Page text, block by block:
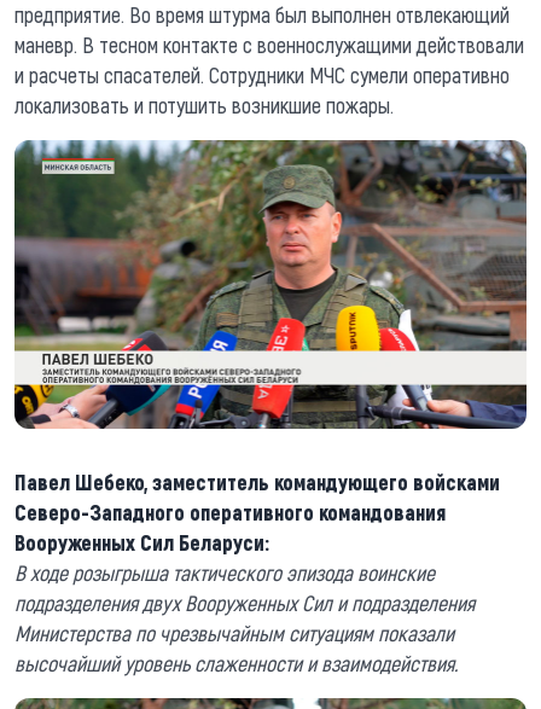
предприятие. Во время штурма был выполнен отвлекающий
маневр. В тесном контакте с военнослужащими действовали
и расчеты спасателей. Сотрудники МЧС сумели оперативно
локализовать и потушить возникшие пожары.
Павел Шебеко, заместитель командующего войсками
Северо-Западного оперативного командования
Вооруженных Сил Беларуси:
В ходе розыгрыша тактического эпизода воинские
подразделения двух Вооруженных Сил и подразделения
Министерства по чрезвычайным ситуациям показали
высочайший уровень слаженности и взаимодействия.